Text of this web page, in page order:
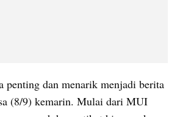
penting dan menarik menjadi berita
(8/9) kemarin. Mulai dari MUI